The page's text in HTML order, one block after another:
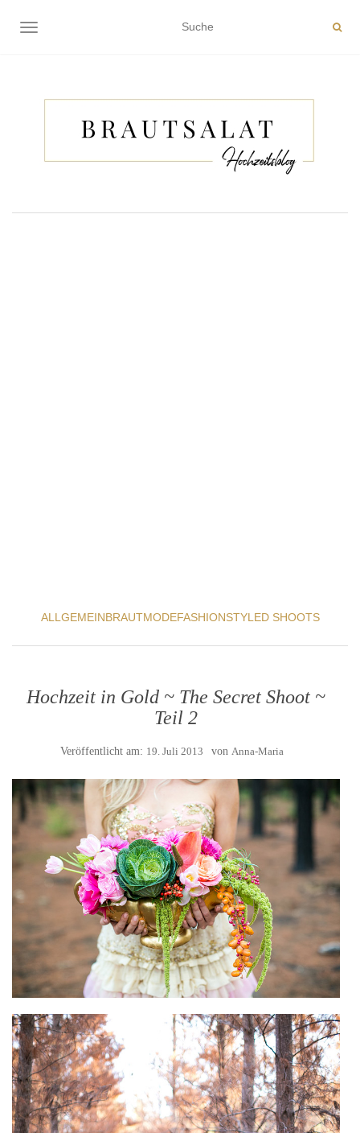
NAVIGATION EIN-/AUSSCHALTEN
ALLGEMEINBRAUTMODEFASHIONSTYLED SHOOTS
Hochzeit in Gold ~ The Secret Shoot ~
Teil 2
Veröffentlicht am: 19. Juli 2013 von Anna-Maria